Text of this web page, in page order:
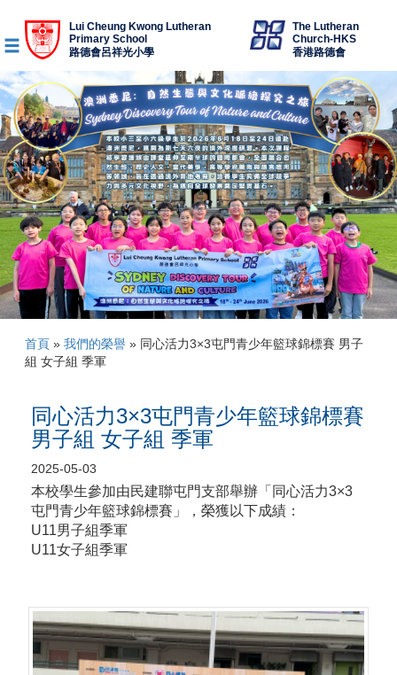
Lui Cheung Kwong Lutheran
Primary School
路德會呂祥光小學
The Lutheran
Church-HKS
香港路德會
首頁» 我們的榮譽» 同心活力3×3屯門青少年籃球錦標賽 男子
組 女子組 季軍
同心活力3×3屯門青少年籃球錦標賽
男子組 女子組 季軍
2025-05-03
本校學生參加由民建聯屯門支部舉辦「同心活力3×3
屯門青少年籃球錦標賽」，榮獲以下成績：
U11男子組季軍
U11女子組季軍